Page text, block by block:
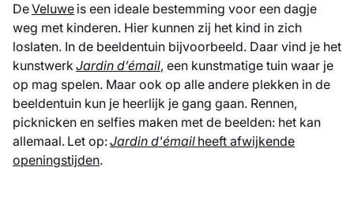
DeVeluwe is een ideale bestemming voor een dagje
weg met kinderen. Hier kunnen zij het kind in zich
loslaten. In de beeldentuin bijvoorbeeld. Daar vind je het
kunstwerkJardin d’émail, een kunstmatige tuin waar je
op mag spelen. Maar ook op alle andere plekken in de
beeldentuin kun je heerlijk je gang gaan. Rennen,
picknicken en selfies maken met de beelden: het kan
allemaal. Let op:Jardin d'émail heeft afwijkende
openingstijden.